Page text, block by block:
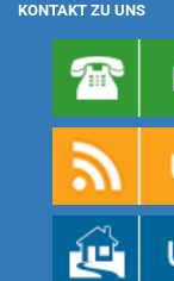
KONTAKT ZU UNS